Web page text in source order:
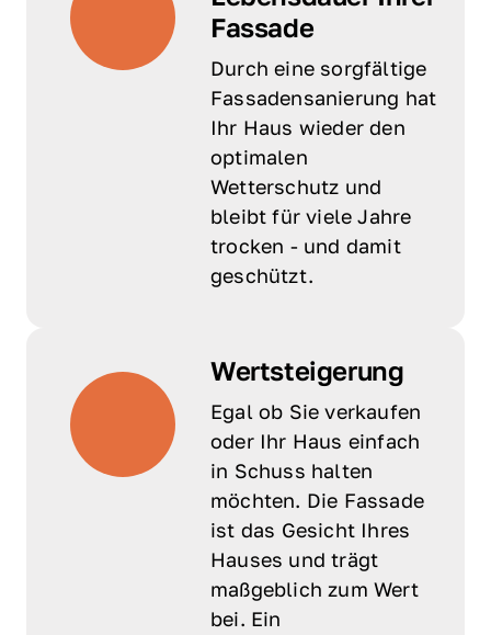
Fassade
Durch eine sorgfältige
Fassadensanierung hat
Ihr Haus wieder den
optimalen
Wetterschutz und
bleibt für viele Jahre
trocken - und damit
geschützt.
Wertsteigerung
Egal ob Sie verkaufen
oder Ihr Haus einfach
in Schuss halten
möchten. Die Fassade
ist das Gesicht Ihres
Hauses und trägt
maßgeblich zum Wert
bei. Ein